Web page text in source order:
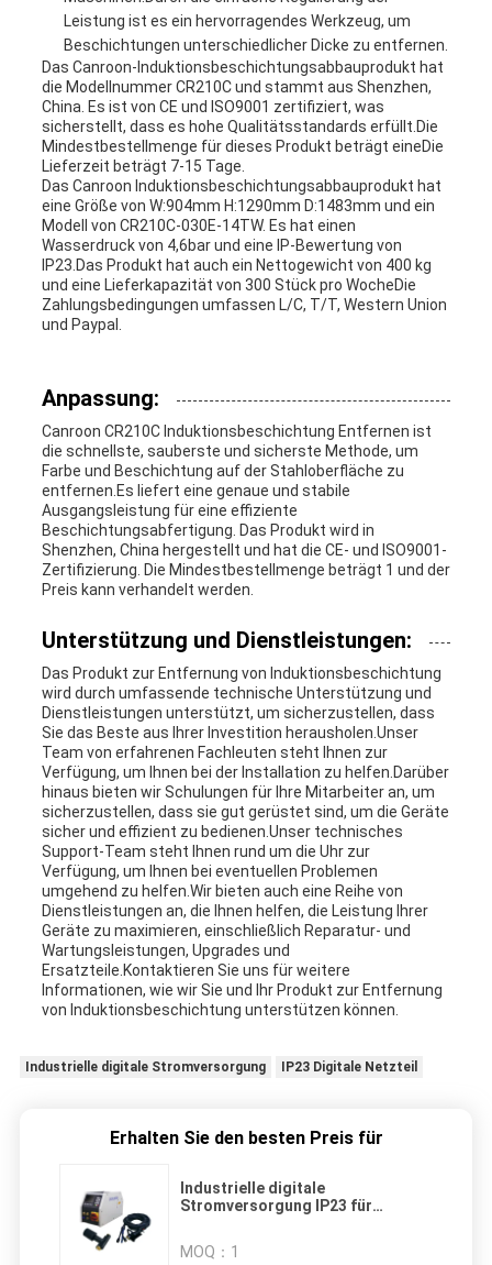
Leistung ist es ein hervorragendes Werkzeug, um
Beschichtungen unterschiedlicher Dicke zu entfernen.
Das Canroon-Induktionsbeschichtungsabbauprodukt hat
die Modellnummer CR210C und stammt aus Shenzhen,
China. Es ist von CE und ISO9001 zertifiziert, was
sicherstellt, dass es hohe Qualitätsstandards erfüllt.Die
Mindestbestellmenge für dieses Produkt beträgt eineDie
Lieferzeit beträgt 7-15 Tage.
Das Canroon Induktionsbeschichtungsabbauprodukt hat
eine Größe von W:904mm H:1290mm D:1483mm und ein
Modell von CR210C-030E-14TW. Es hat einen
Wasserdruck von 4,6bar und eine IP-Bewertung von
IP23.Das Produkt hat auch ein Nettogewicht von 400 kg
und eine Lieferkapazität von 300 Stück pro WocheDie
Zahlungsbedingungen umfassen L/C, T/T, Western Union
und Paypal.
Anpassung:
Canroon CR210C Induktionsbeschichtung Entfernen ist
die schnellste, sauberste und sicherste Methode, um
Farbe und Beschichtung auf der Stahloberfläche zu
entfernen.Es liefert eine genaue und stabile
Ausgangsleistung für eine effiziente
Beschichtungsabfertigung. Das Produkt wird in
Shenzhen, China hergestellt und hat die CE- und ISO9001-
Zertifizierung. Die Mindestbestellmenge beträgt 1 und der
Preis kann verhandelt werden.
Unterstützung und Dienstleistungen:
Das Produkt zur Entfernung von Induktionsbeschichtung
wird durch umfassende technische Unterstützung und
Dienstleistungen unterstützt, um sicherzustellen, dass
Sie das Beste aus Ihrer Investition herausholen.Unser
Team von erfahrenen Fachleuten steht Ihnen zur
Verfügung, um Ihnen bei der Installation zu helfen.Darüber
hinaus bieten wir Schulungen für Ihre Mitarbeiter an, um
sicherzustellen, dass sie gut gerüstet sind, um die Geräte
sicher und effizient zu bedienen.Unser technisches
Support-Team steht Ihnen rund um die Uhr zur
Verfügung, um Ihnen bei eventuellen Problemen
umgehend zu helfen.Wir bieten auch eine Reihe von
Dienstleistungen an, die Ihnen helfen, die Leistung Ihrer
Geräte zu maximieren, einschließlich Reparatur- und
Wartungsleistungen, Upgrades und
Ersatzteile.Kontaktieren Sie uns für weitere
Informationen, wie wir Sie und Ihr Produkt zur Entfernung
von Induktionsbeschichtung unterstützen können.
Industrielle digitale Stromversorgung IP23 Digitale Netzteil
Erhalten Sie den besten Preis für
Industrielle digitale
Stromversorgung IP23 für
Umgebungen
MOQ： 1